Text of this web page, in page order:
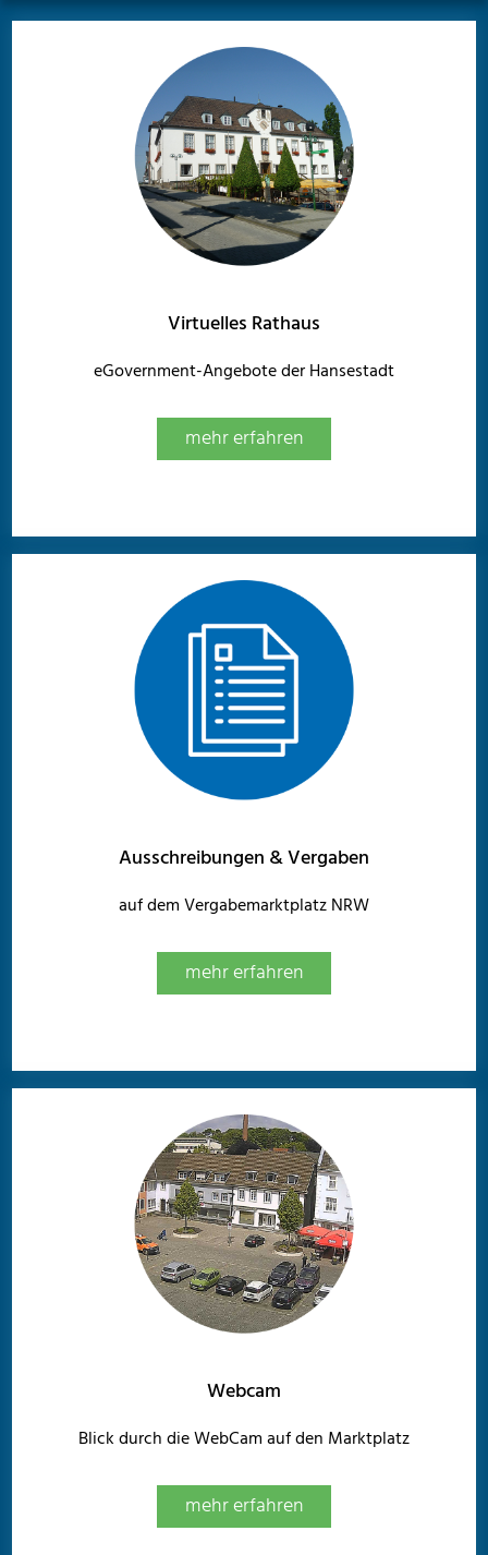
Virtuelles Rathaus
eGovernment-Angebote der Hansestadt
mehr erfahren
Ausschreibungen & Vergaben
auf dem Vergabemarktplatz NRW
mehr erfahren
Webcam
Blick durch die WebCam auf den Marktplatz
mehr erfahren